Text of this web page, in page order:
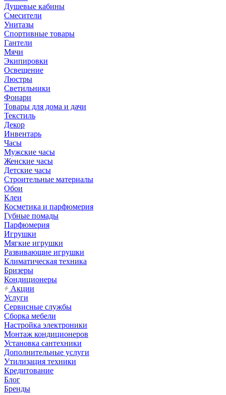
Душевые кабины
Смесители
Унитазы
Спортивные товары
Гантели
Мячи
Экипировки
Освещение
Люстры
Светильники
Фонари
Товары для дома и дачи
Текстиль
Декор
Инвентарь
Часы
Мужские часы
Женские часы
Детские часы
Строительные материалы
Обои
Клеи
Косметика и парфюмерия
Губные помады
Парфюмерия
Игрушки
Мягкие игрушки
Развивающие игрушки
Климатическая техника
Бризеры
Кондиционеры
Акции
Услуги
Сервисные службы
Сборка мебели
Настройка электроники
Монтаж кондиционеров
Установка сантехники
Дополнительные услуги
Утилизация техники
Кредитование
Блог
Бренды